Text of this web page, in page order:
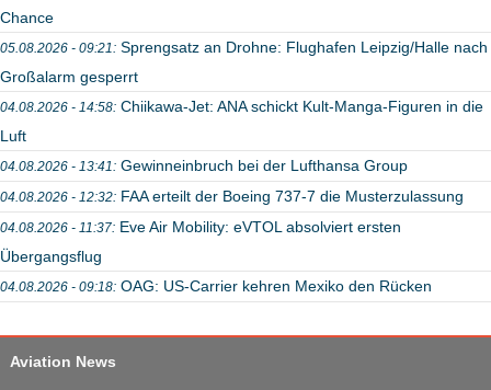
Chance
05.08.2026 - 09:21: Sprengsatz an Drohne: Flughafen Leipzig/Halle nach
Großalarm gesperrt
04.08.2026 - 14:58: Chiikawa-Jet: ANA schickt Kult-Manga-Figuren in die
Luft
04.08.2026 - 13:41: Gewinneinbruch bei der Lufthansa Group
04.08.2026 - 12:32: FAA erteilt der Boeing 737-7 die Musterzulassung
04.08.2026 - 11:37: Eve Air Mobility: eVTOL absolviert ersten
Übergangsflug
04.08.2026 - 09:18: OAG: US-Carrier kehren Mexiko den Rücken
Aviation News